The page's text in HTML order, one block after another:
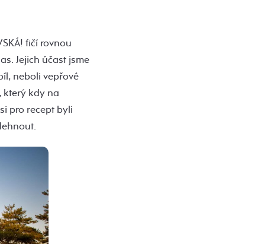
fičí rovnou
Jejich účast jsme
neboli vepřové
který kdy na
pro recept byli